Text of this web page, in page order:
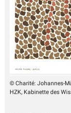
© Charité: Johannes-
HZK, Kabinette des